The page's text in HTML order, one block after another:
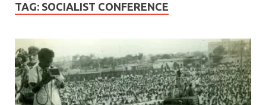
TAG: SOCIALIST CONFERENCE